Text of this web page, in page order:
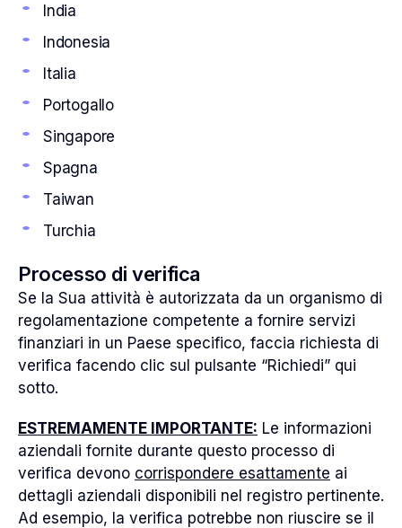
India
Indonesia
Italia
Portogallo
Singapore
Spagna
Taiwan
Turchia
Processo di verifica
Se la Sua attività è autorizzata da un organismo di
regolamentazione competente a fornire servizi
finanziari in un Paese specifico, faccia richiesta di
verifica facendo clic sul pulsante “Richiedi” qui
sotto.
ESTREMAMENTE IMPORTANTE: Le informazioni
aziendali fornite durante questo processo di
verifica devono corrispondere esattamente ai
dettagli aziendali disponibili nel registro pertinente.
Ad esempio, la verifica potrebbe non riuscire se il